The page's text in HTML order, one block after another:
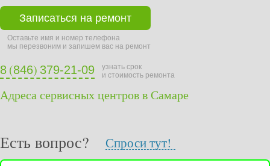
Записаться на ремонт
Оставьте имя и номер телефона
мы перезвоним и запишем вас на ремонт
8 (846) 379-21-09
узнать срок
и стоимость ремонта
Адреса сервисных центров в Самаре
Есть вопрос? Спроси тут!